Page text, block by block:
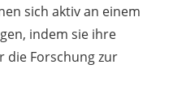
sich aktiv an einem
indem sie ihre
die Forschung zur